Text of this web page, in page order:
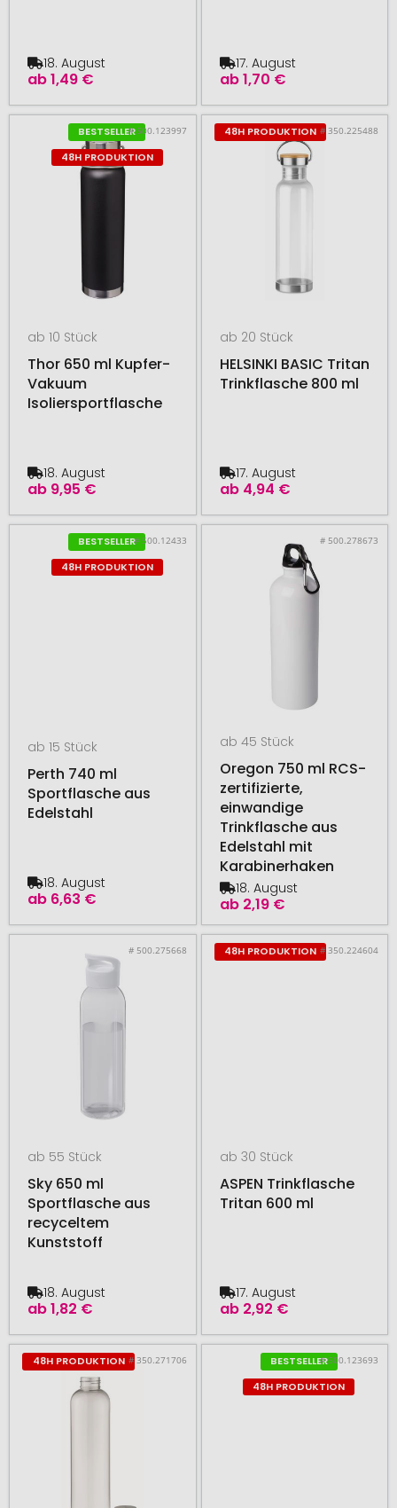
ab1,49 €
18. August
ab1,70 €
17. August
BESTSELLER
48H PRODUKTION
# 500.123997
ab 10 Stück
Thor 650 ml Kupfer-
Vakuum
Isoliersportflasche
ab 9,95 €
18. August
48H PRODUKTION # 350.225488
ab 20 Stück
HELSINKI BASIC Tritan
Trinkflasche 800 ml
ab 4,94 €
17. August
BESTSELLER
48H PRODUKTION
# 500.12433
ab 15 Stück
Perth 740 ml
Sportflasche aus
Edelstahl
ab 6,63 €
18. August
# 500.278673
ab 45 Stück
Oregon 750 ml RCS-
zertifizierte,
einwandige
Trinkflasche aus
Edelstahl mit
Karabinerhaken
ab 2,19 €
18. August
# 500.275668
ab 55 Stück
Sky 650 ml
Sportflasche aus
recyceltem
Kunststoff
ab1,82 €
18. August
48H PRODUKTION # 350.224604
ab 30 Stück
ASPEN Trinkflasche
Tritan 600 ml
ab 2,92 €
17. August
48H PRODUKTION # 350.271706
BESTSELLER
48H PRODUKTION
# 500.123693